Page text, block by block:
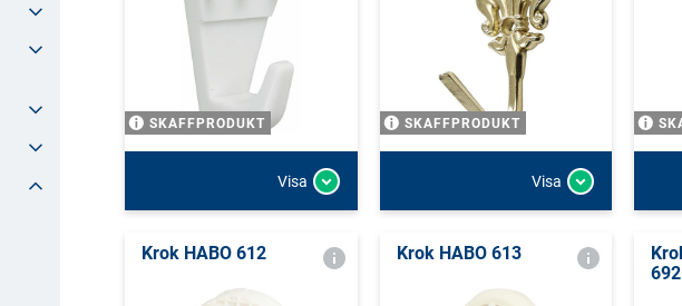
SKAFFPRODUKT
Visa
SKAFFPRODUKT
Visa
Krok HABO 612 Krok HABO 613
692